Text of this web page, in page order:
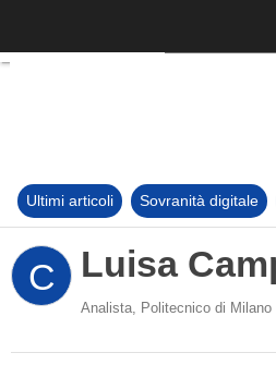
Ultimi articoli Sovranità digitale
C Luisa
Analista, Politecnico di Milano